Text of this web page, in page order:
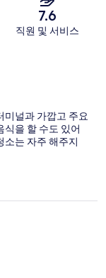
7.6
직원 및 서비스
미널과 가깝고 주요
을 할 수도 있어
소는 자주 해주지